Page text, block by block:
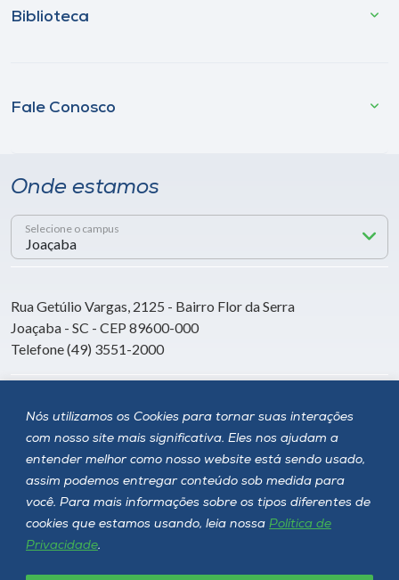
Nós utilizamos os Cookies para tornar suas interações
com nosso site mais significativa. Eles nos ajudam a
entender melhor como nosso website está sendo usado,
assim podemos entregar conteúdo sob medida para
você. Para mais informações sobre os tipos diferentes de
cookies que estamos usando, leia nossa Política de
Privacidade.
Biblioteca
Fale Conosco
Onde estamos
Selecione o campus
Rua Getúlio Vargas, 2125 - Bairro Flor da Serra
Joaçaba - SC - CEP 89600-000
Telefone (49) 3551-2000
Siga a Unoesc